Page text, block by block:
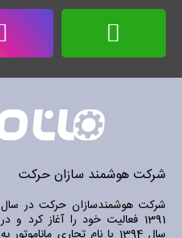
شرکت هوشمند سازان حرکت
شرکت هوشمندسازان حرکت در سال
1391 فعالیت خود را آغاز کرد و در